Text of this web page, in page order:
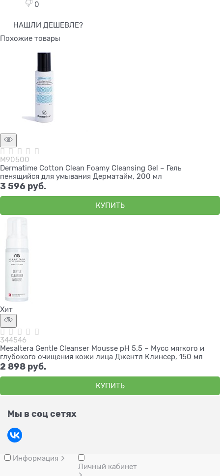
0
НАШЛИ ДЕШЕВЛЕ?
Похожие товары
М90500
Dermatime Cotton Clean Foamy Cleansing Gel – Гель
пенящийся для умывания Дерматайм, 200 мл
3 596 руб.
КУПИТЬ
Хит
344546
Mesaltera Gentle Cleanser Mousse pH 5.5 – Мусс мягкого и
глубокого очищения кожи лица Джентл Клинсер, 150 мл
2 898 руб.
КУПИТЬ
Мы в соц сетях
Информация
Личный кабинет